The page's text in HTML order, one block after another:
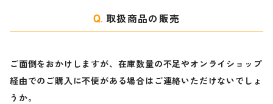
取扱商品の販売
ご面倒をおかけしますが、在庫数量の不足やオンライショップ
経由でのご購入に不便がある場合はご連絡いただけないでしょ
うか。